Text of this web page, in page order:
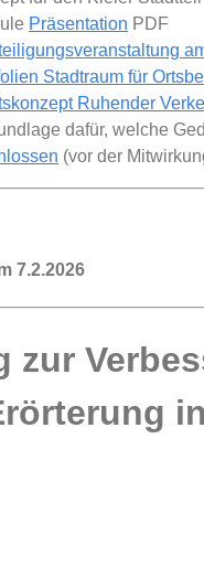
Präsentation PDF
Stadtraum für
Ruhender
dafür, welche
(vor der
7.2.2026
zur